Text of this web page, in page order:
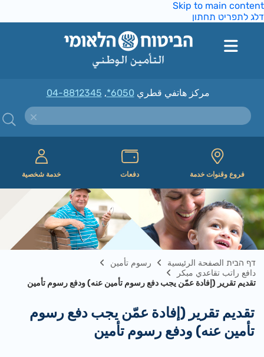
Skip to main
לתפריט תחתון
مركز هاتفي قطري*6050
,
04-8812345
فروع وقنوات خدمة دفعات خدمة شخصية
דף הבית الصفحة الرئيسية
رسوم تأمين
دافع راتب تقاعدي مبكر
تقديم تقرير (إفادة عمّن يجب دفع رسوم تأمين عنه) ودفع رسوم تأمين
تقديم تقرير (إفادة عمّن يجب دفع رسوم
تأمين عنه) ودفع رسوم تأمين